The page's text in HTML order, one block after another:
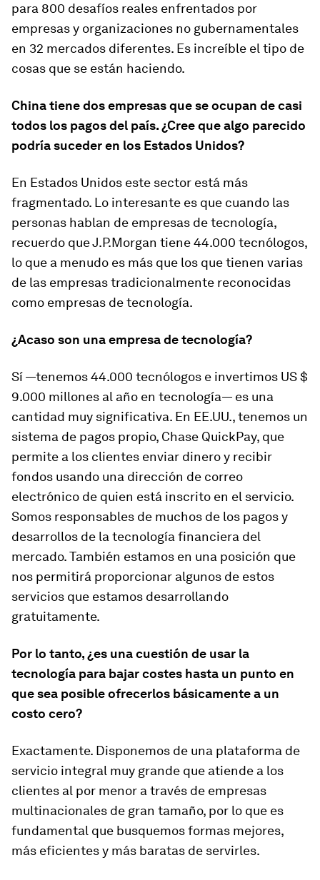
para 800 desafíos reales enfrentados por
empresas y organizaciones no gubernamentales
en 32 mercados diferentes. Es increíble el tipo de
cosas que se están haciendo.
China tiene dos empresas que se ocupan de casi
todos los pagos del país. ¿Cree que algo parecido
podría suceder en los Estados Unidos?
En Estados Unidos este sector está más
fragmentado. Lo interesante es que cuando las
personas hablan de empresas de tecnología,
recuerdo que J.P.Morgan tiene 44.000 tecnólogos,
lo que a menudo es más que los que tienen varias
de las empresas tradicionalmente reconocidas
como empresas de tecnología.
¿Acaso son una empresa de tecnología?
Sí —tenemos 44.000 tecnólogos e invertimos US $
9.000 millones al año en tecnología— es una
cantidad muy significativa. En EE.UU., tenemos un
sistema de pagos propio, Chase QuickPay, que
permite a los clientes enviar dinero y recibir
fondos usando una dirección de correo
electrónico de quien está inscrito en el servicio.
Somos responsables de muchos de los pagos y
desarrollos de la tecnología financiera del
mercado. También estamos en una posición que
nos permitirá proporcionar algunos de estos
servicios que estamos desarrollando
gratuitamente.
Por lo tanto, ¿es una cuestión de usar la
tecnología para bajar costes hasta un punto en
que sea posible ofrecerlos básicamente a un
costo cero?
Exactamente. Disponemos de una plataforma de
servicio integral muy grande que atiende a los
clientes al por menor a través de empresas
multinacionales de gran tamaño, por lo que es
fundamental que busquemos formas mejores,
más eficientes y más baratas de servirles.